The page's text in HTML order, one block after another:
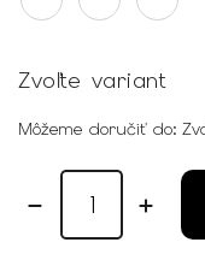
Zvoľte variant
Môžeme doručiť do: